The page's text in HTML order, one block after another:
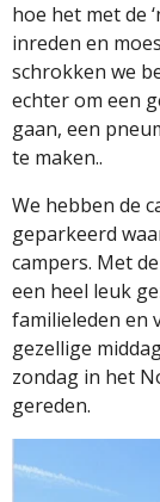
hoe het met de
inreden en
schrokken we
echter om een
gaan, een
te maken..
We hebben de
geparkeerd
campers. Met
een heel leuk
familieleden en
gezellige
zondag in het
gereden.